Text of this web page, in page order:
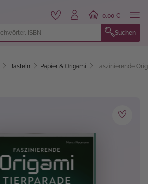
Suchen
0,00 €
Basteln Papier & Origami Faszinierende